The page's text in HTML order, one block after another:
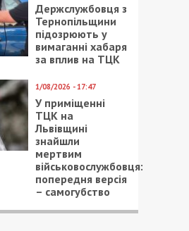
Держслужбовця з
Тернопільщини
підозрюють у
вимаганні хабаря
за вплив на ТЦК
1/08/2026 - 17:47
У приміщенні
ТЦК на
Львівщині
знайшли
мертвим
військовослужбовця:
попередня версія
– самогубство